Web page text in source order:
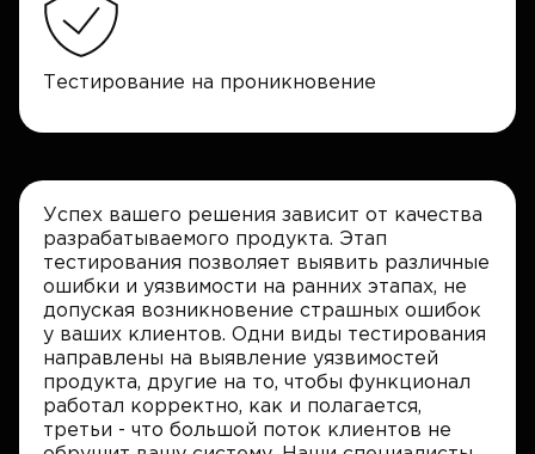
Тестирование на проникновение
Успех вашего решения зависит от качества
разрабатываемого продукта. Этап
тестирования позволяет выявить различные
ошибки и уязвимости на ранних этапах, не
допуская возникновение страшных ошибок
у ваших клиентов. Одни виды тестирования
направлены на выявление уязвимостей
продукта, другие на то, чтобы функционал
работал корректно, как и полагается,
третьи - что большой поток клиентов не